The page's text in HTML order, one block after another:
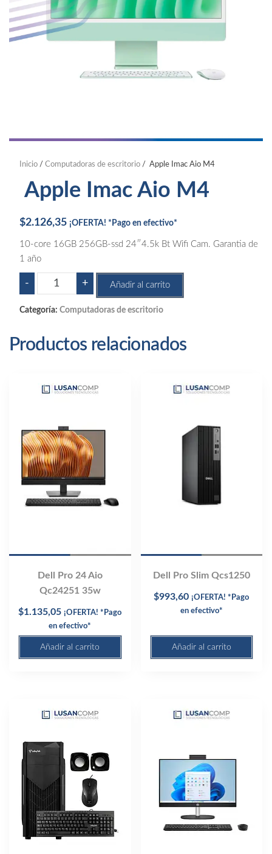
Inicio/ Computadoras de escritorio/ Apple Imac Aio M4
Apple Imac Aio M4
$2.126,35 ¡OFERTA! *Pago en efectivo*
10-core 16GB 256GB-ssd 24″4.5k Bt Wifi Cam. Garantia de
1 año
-
Apple
Imac
Aio
cantidad
+ Añadir al carrito
Categoría: Computadoras de escritorio
Productos relacionados
Dell Pro 24 Aio
Qc24251 35w
$1.135,05 ¡OFERTA! *Pago
en efectivo*
Añadir al carrito
Dell Pro Slim Qcs1250
$993,60 ¡OFERTA! *Pago
en efectivo*
Añadir al carrito